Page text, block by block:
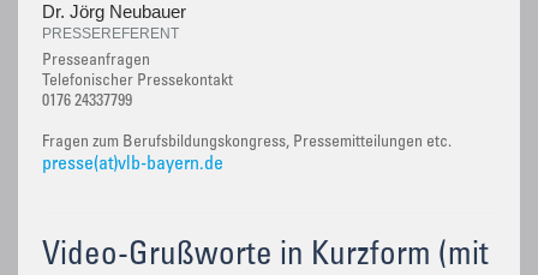
Dr. Jörg Neubauer
PRESSEREFERENT
Presseanfragen
Telefonischer Pressekontakt
0176 24337799
Fragen zum Berufsbildungskongress, Pressemitteilungen etc.
presse(at)vlb-bayern.de
Video-Grußworte in Kurzform (mit